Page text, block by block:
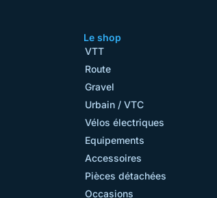
Le shop
VTT
Route
Gravel
Urbain / VTC
Vélos électriques
Equipements
Accessoires
Pièces détachées
Occasions